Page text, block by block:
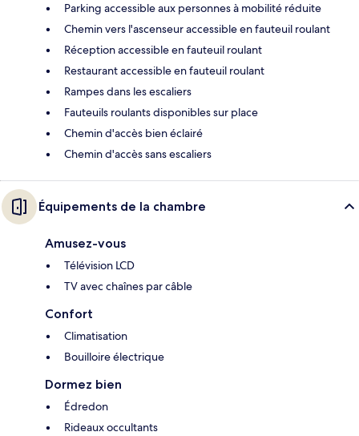
Parking accessible aux personnes à mobilité réduite
Chemin vers l'ascenseur accessible en fauteuil roulant
Réception accessible en fauteuil roulant
Restaurant accessible en fauteuil roulant
Rampes dans les escaliers
Fauteuils roulants disponibles sur place
Chemin d'accès bien éclairé
Chemin d'accès sans escaliers
Équipements de la chambre
Amusez-vous
Télévision LCD
TV avec chaînes par câble
Confort
Climatisation
Bouilloire électrique
Dormez bien
Édredon
Rideaux occultants